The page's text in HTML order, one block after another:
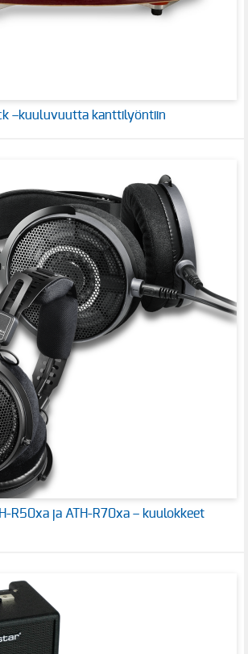
–kuuluvuutta kanttilyöntiin
R50xa ja ATH-R70xa – kuulokkeet